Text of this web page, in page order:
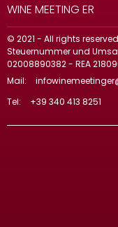
WINE MEETING ER
© 2021 - All rights
Steuernummer und
02008890382 - REA
Mail:
Tel:
+39 340 413 8251